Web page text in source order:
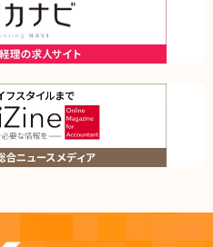
は、当社の有料職業紹介事業、労働者派
ィア事業をご利用になるお客様のプライ
情報の保護に取り組んでいます。
イトをご利用になる場合、一部のページ
。個人情報を収集する場合は事前、また
有無、当社の担当窓口等をお知らせし、
はありません。